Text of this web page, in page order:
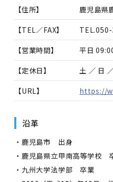
【住所】 鹿児島県
【TEL／FAX】 TEL.
【営業時間】 平日
【定休日】 土 ／ 日
【URL】 https://
沿革
・鹿児島市 出身
・鹿児島県立甲南高等学校
・九州大学法学部 卒業